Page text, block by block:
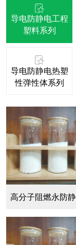
导电防静电工程
塑料系列
导电防静电热塑
性弹性体系列